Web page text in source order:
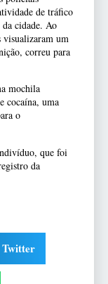
de tráfico
da cidade. Ao
visualizaram um
correu para
mochila
cocaína, uma
o
que foi
da
Twitter